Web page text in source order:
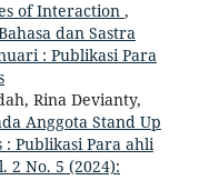
of Interaction ,
dan Sastra
: Publikasi Para
Rina Devianty,
Anggota Stand Up
: Publikasi Para ahli
2 No. 5 (2024):